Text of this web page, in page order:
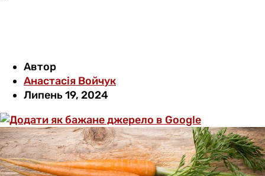
Автор
Анастасія Войчук
Липень 19, 2024